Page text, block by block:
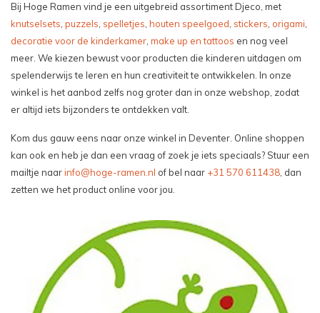
Bij Hoge Ramen vind je een uitgebreid assortiment Djeco, met
knutselsets puzzels spelletjes houten speelgoed stickers origami
decoratie voor de kinderkamer make up en tattoos en nog veel
meer. We kiezen bewust voor producten die kinderen uitdagen om
spelenderwijs te leren en hun creativiteit te ontwikkelen. In onze
winkel is het aanbod zelfs nog groter dan in onze webshop, zodat
er altijd iets bijzonders te ontdekken valt.
Kom dus gauw eens naar onze winkel in Deventer. Online shoppen
kan ook en heb je dan een vraag of zoek je iets speciaals? Stuur een
mailtje naarinfo@hoge-ramen.nl of bel naar +31 570 611438 , dan
zetten we het product online voor jou.